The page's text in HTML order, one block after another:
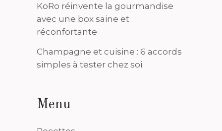
KoRo réinvente la gourmandise
avec une box saine et
réconfortante
Champagne et cuisine : 6 accords
simples à tester chez soi
Menu